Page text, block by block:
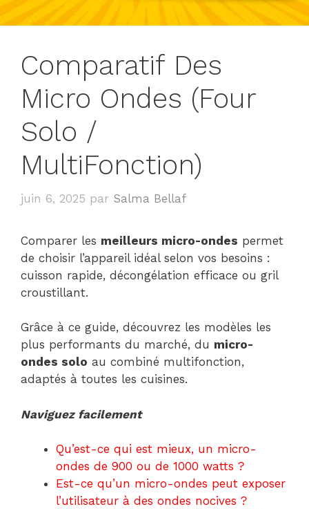
Comparatif Des
Micro Ondes (Four
Solo /
MultiFonction)
juin 6, 2025 par Salma Bellaf
Comparer les meilleurs micro-ondes permet
de choisir l’appareil idéal selon vos besoins :
cuisson rapide, décongélation efficace ou gril
croustillant.
Grâce à ce guide, découvrez les modèles les
plus performants du marché, du micro-
ondes solo au combiné multifonction,
adaptés à toutes les cuisines.
Naviguez facilement
Qu’est-ce qui est mieux, un micro-
ondes de 900 ou de 1000 watts ?
Est-ce qu’un micro-ondes peut exposer
l’utilisateur à des ondes nocives ?